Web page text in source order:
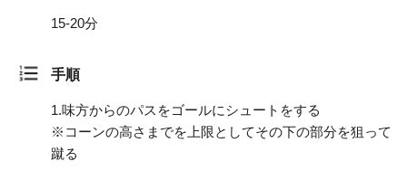
15-20分
手順
1.味方からのパスをゴールにシュートをする
※コーンの高さまでを上限としてその下の部分を狙って
蹴る